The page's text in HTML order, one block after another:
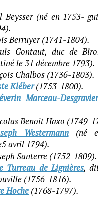
Beysser (né en 1753-
Berruyer (1741-1804).
Gontaut, duc de
le 31 décembre 1793).
Chalbos (1736-1803).
Kléber(1753-1800).
Marceau-
Benoit Haxo (1749-
Westermann(né
avril 1794).
Santerre (1752-1809).
Turreau de Lignières,
(1756-1816).
Hoche (1768-1797).